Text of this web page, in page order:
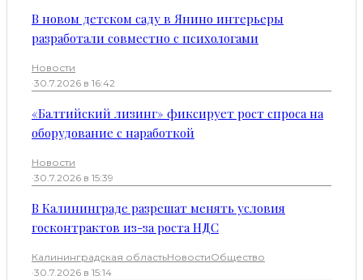
В новом детском саду в Янино интерьеры
разработали совместно с психологами
Новости
·30.7.2026 в 16:42
«Балтийский лизинг» фиксирует рост спроса на
оборудование с наработкой
Новости
·30.7.2026 в 15:39
В Калининграде разрешат менять условия
госконтрактов из-за роста НДС
Калининградская областьНовостиОбщество
·30.7.2026 в 15:14